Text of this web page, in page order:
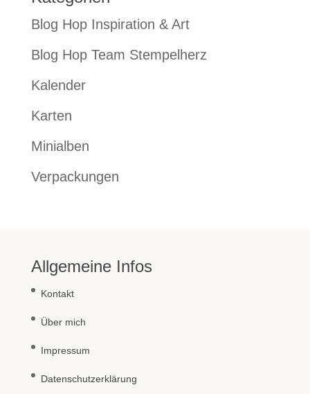
Blog Hop Inspiration & Art
Blog Hop Team Stempelherz
Kalender
Karten
Minialben
Verpackungen
Allgemeine Infos
Kontakt
Über mich
Impressum
Datenschutzerklärung